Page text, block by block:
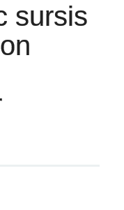
sursis